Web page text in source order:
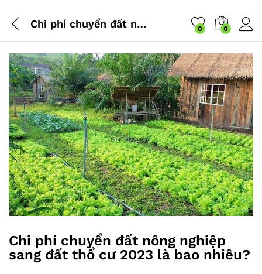
Chi phí chuyển đất nông nghiệp sang đất thổ cư 2023 là bao nhiêu? 0 0
Chi phí chuyển đất nông nghiệp
sang đất thổ cư 2023 là bao nhiêu?